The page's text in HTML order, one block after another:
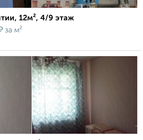
12м², 4/9 этаж
за м²